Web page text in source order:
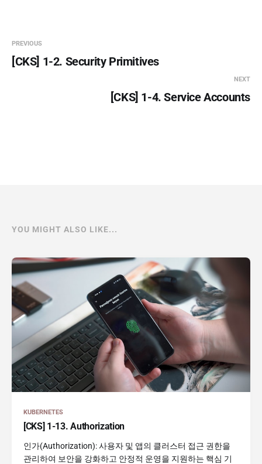
PREVIOUS
[CKS] 1-2. Security Primitives
NEXT
[CKS] 1-4. Service Accounts
YOU MIGHT ALSO LIKE...
KUBERNETES
[CKS] 1-13. Authorization
인가(Authorization): 사용자 및 앱의 클러스터 접근 권한을
관리하여 보안을 강화하고 안정적 운영을 지원하는 핵심 기